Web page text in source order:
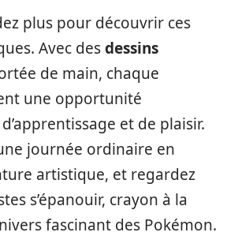
plus pour découvrir ces
Avec desdessins
de main, chaque
une opportunité
et de plaisir.
journée ordinaire en
artistique, et regardez
s’épanouir, crayon à la
fascinant des Pokémon.